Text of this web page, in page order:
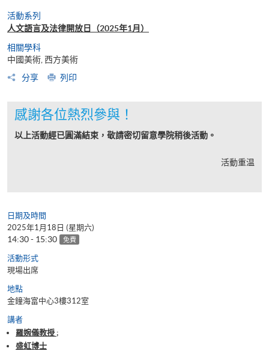
活動系列
人文語言及法律開放日（2025年1月）
相關學科
中國美術, 西方美術
分享
列印
感謝各位熱烈參與！
以上活動經已圓滿結束，敬請密切留意學院稍後活動。
活動重温
日期及時間
2025年1月18日 (星期六)
14:30 - 15:30 免費
活動形式
現場出席
地點
金鐘海富中心3樓312室
講者
羅婉儀教授 ;
盛虹博士